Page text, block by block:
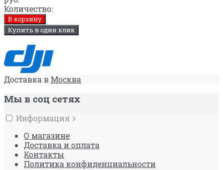
Количество:
В корзину
Купить в один клик
Доставка вМосква
Мы в соц сетях
Информация
О магазине
Доставка и оплата
Контакты
Политика конфиденциальности